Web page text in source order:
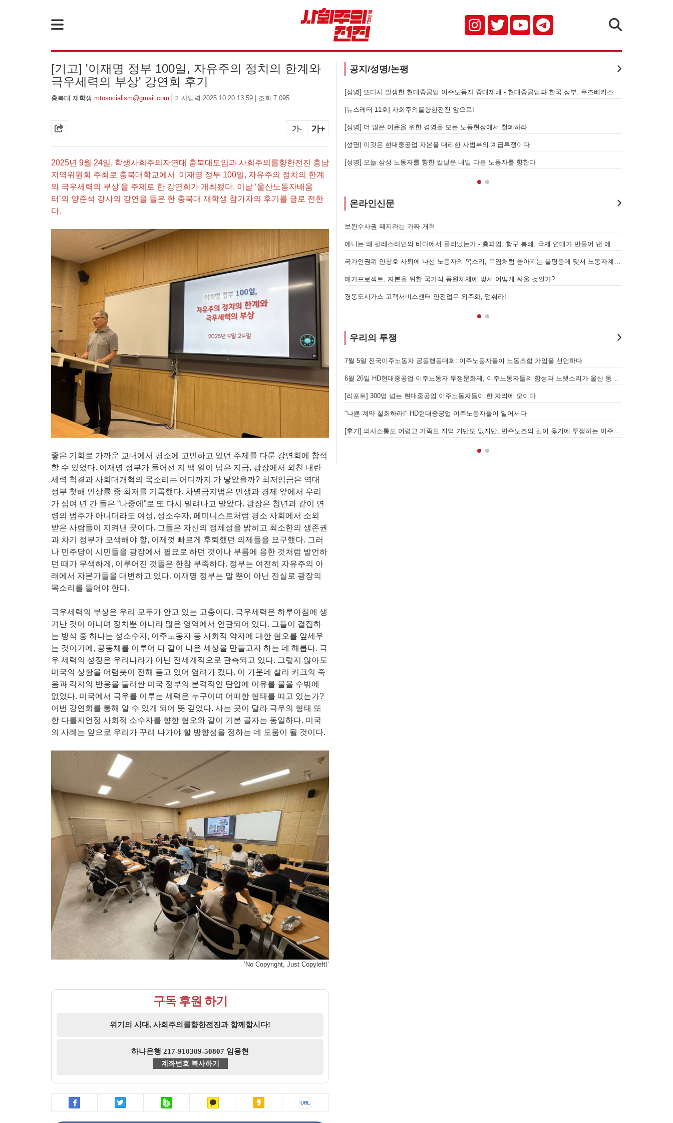
[기고] '이재명 정부 100일, 자유주의 정치의 한계와
극우세력의 부상' 강연회 후기
충북대 재학생 mtosocialism@gmail.com 기사입력 2025.10.20 13:59 | 조회 7,095
가- 가+
2025년 9월 24일, 학생사회주의자연대 충북대모임과 사회주의를향한전진 충남
지역위원회 주최로 충북대학교에서 '이재명 정부 100일, 자유주의 정치의 한계
와 극우세력의 부상'을 주제로 한 강연회가 개최됐다. 이날 ‘울산노동자배움
터’의 양준석 강사의 강연을 들은 한 충북대 재학생 참가자의 후기를 글로 전한
다.
좋은 기회로 가까운 교내에서 평소에 고민하고 있던 주제를 다룬 강연회에 참석
할 수 있었다. 이재명 정부가 들어선 지 백 일이 넘은 지금, 광장에서 외친 내란
세력 척결과 사회대개혁의 목소리는 어디까지 가 닿았을까? 최저임금은 역대
정부 첫해 인상률 중 최저를 기록했다. 차별금지법은 민생과 경제 앞에서 우리
가 십여 년 간 들은 “나중에”로 또 다시 밀려나고 말았다. 광장은 청년과 같이 연
령의 범주가 아니더라도 여성, 성소수자, 페미니스트처럼 평소 사회에서 소외
받은 사람들이 지켜낸 곳이다. 그들은 자신의 정체성을 밝히고 최소한의 생존권
과 차기 정부가 모색해야 할, 이제껏 빠르게 후퇴했던 의제들을 요구했다. 그러
나 민주당이 시민들을 광장에서 필요로 하던 것이나 부름에 응한 것처럼 발언하
던 때가 무색하게, 이루어진 것들은 한참 부족하다. 정부는 여전히 자유주의 아
래에서 자본가들을 대변하고 있다. 이재명 정부는 말 뿐이 아닌 진실로 광장의
목소리를 들어야 한다.
극우세력의 부상은 우리 모두가 안고 있는 고충이다. 극우세력은 하루아침에 생
겨난 것이 아니며 정치뿐 아니라 많은 영역에서 연관되어 있다. 그들이 결집하
는 방식 중 하나는 성소수자, 이주노동자 등 사회적 약자에 대한 혐오를 앞세우
는 것이기에, 공동체를 이루어 다 같이 나은 세상을 만들고자 하는 데 해롭다. 극
우 세력의 성장은 우리나라가 아닌 전세계적으로 관측되고 있다. 그렇지 않아도
미국의 상황을 어렴풋이 전해 듣고 있어 염려가 컸다. 이 가운데 찰리 커크의 죽
음과 각지의 반응을 둘러싼 미국 정부의 본격적인 탄압에 이유를 물을 수밖에
없었다. 미국에서 극우를 이루는 세력은 누구이며 어떠한 형태를 띠고 있는가?
이번 강연회를 통해 알 수 있게 되어 뜻 깊었다. 사는 곳이 달라 극우의 형태 또
한 다를지언정 사회적 소수자를 향한 혐오와 같이 기본 골자는 동일하다. 미국
의 사례는 앞으로 우리가 꾸려 나가야 할 방향성을 정하는 데 도움이 될 것이다.
‘No Copyright, Just Copyleft!’
구독 후원 하기
위기의 시대, 사회주의를향한전진과 함께합시다!
하나은행 217-910309-50807 임용현
계좌번호 복사하기
공지/성명/논평
할 자는 주명건과 정근식이다!
[성명] 말뿐인 학살 규탄은 공모의 또 다른 이름이다! 평화활동가 여권 무효화 지금 당장 철회하라!
[성명] 또다시 발생한 현대중공업 이주노동자 중대재해 - 현대중공업과 한국 정부, 우즈베키스탄 노동청을 규탄한다
[성명] 더 많은 이윤을 위한 경영을 모든 노동현장에서 철폐하라
[성명] 오늘 삼성 노동자를 향한 칼날은 내일 다른 노동자를 향한다
[성명] 이재명 정부와 CU 원청이 서광석을 죽였다! - 고 서광석 동지의 죽음을 애
[성명] 고진수를 즉각 석방하라! 감옥에 가야할 자는 주명건과 정근식이다!
온라인신문
인가 - 왜곡되고 박제된 광주를 넘어
[원청교섭투쟁 기획인터뷰3] 다가오는 구조조정, 원청책임 부품·서열노동자 총고용 보장을 요구하며 공동파업에 나섭시다! - 현대
대회: 이주노동자들이 노동조합 가입을 선언하다
에니는 왜 팔레스타인의 바다에서 물러났는가 - 총파업, 항구 봉쇄, 국제 연대가 만들어 낸 에너지 자본의 후퇴
국가인권위 안창호 사퇴에 나선 노동자의 목소리, 폭염처럼 쏟아지는 불평등에 맞서 노동자계급의 메아리를!
메가프로젝트, 자본을 위한 국가적 동원체제에 맞서 어떻게 싸울 것인가?
경동도시가스 고객서비스센터 안전업무 외주화, 멈춰라!
[번역] 빵과 장미: 자본주의 아래서의 젠더와 계급 (0) 들어가며
누구의 자유인가, 누구를 위한 자유인가 - 왜곡되고 박제된 광주를 넘어
7월 5일 전국이주노동자 공동행동대회: 이주노동자들이 노동조합 가입
우리의 투쟁
[후기] SK하이닉스·한화에어로스페이스 중대재해, 이윤 위해 생명안전을 위협하는 '첨단산업' 자본을 규탄하다
앉히는 돌봄 노동자 투쟁을 위해
! - 5월 28일 원청교섭 불응 현대차 규탄 금속노조 결의대회
분노를 안고 이 자리에 섰습니다
7월 5일 전국이주노동자 공동행동대회: 이주노동자들이 노동조합 가입을 선언하다
6월 26일 HD현대중공업 이주노동자 투쟁문화제, 이주노동자들의 함성과 노랫소리가 울산 동구 앞바다에 울려 퍼지다!
[리포트] 300명 넘는 현대중공업 이주노동자들이 한 자리에 모이다
"나쁜 계약 철회하라!" HD현대중공업 이주노동자들이 일어서다
[후기] 의사소통도 어렵고 가족도 지역 기반도 없지만, 민주노조의 길이 옳기에 투쟁하는 이주노동자
[후기] 진짜 사장 서울시와 국가를 앉히는 돌봄 노동자 투쟁을 위해
[후기] 현대차 진짜 사장 당장 나와! - 5월 28일 원청교섭 불응 현대차 규
[발언] 노동절, 우리는 끓어오르는 분노를 안고 이 자리에 섰습니다